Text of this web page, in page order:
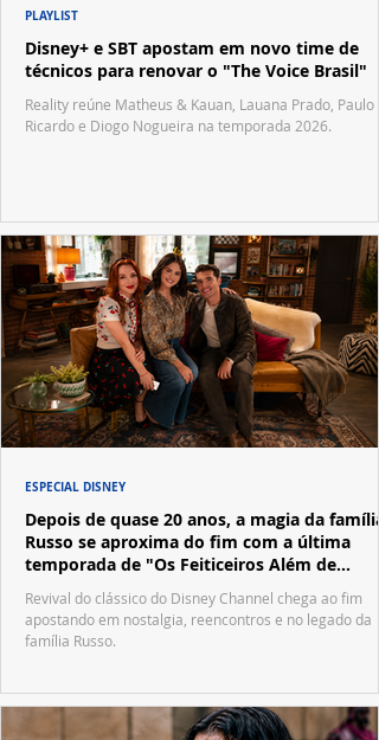
Disney+ e SBT apostam em novo time de
técnicos para renovar o "The Voice Brasil"
Reality reúne Matheus & Kauan, Lauana Prado, Paulo
Ricardo e Diogo Nogueira na temporada 2026.
PLAYLIST
Depois de quase 20 anos, a magia da família
Russo se aproxima do fim com a última
temporada de "Os Feiticeiros Além de
Revival do clássico do Disney Channel chega ao fim
apostando em nostalgia, reencontros e no legado da
família Russo.
ESPECIAL DISNEY